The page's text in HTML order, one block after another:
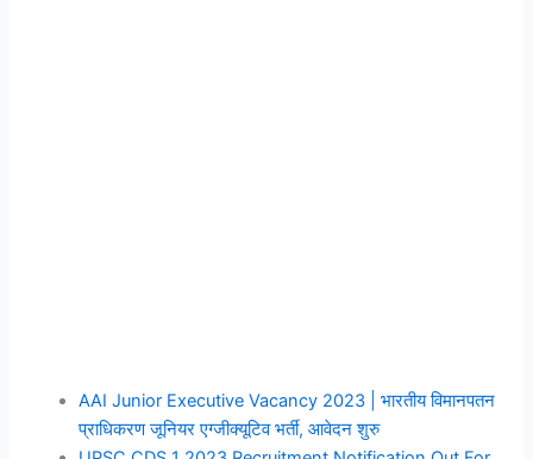
AAI Junior Executive Vacancy 2023 | भारतीय विमानपतन
प्राधिकरण जूनियर एग्जीक्यूटिव भर्ती, आवेदन शुरु